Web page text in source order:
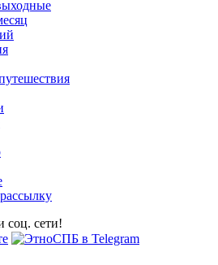
соц. сети!